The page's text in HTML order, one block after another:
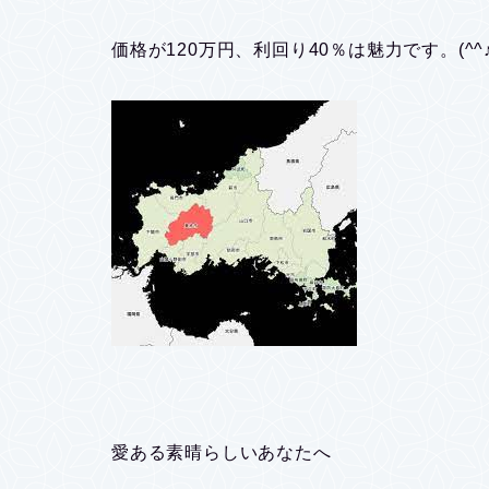
価格が120万円、利回り40％は魅力です。
愛ある素晴らしいあなたへ